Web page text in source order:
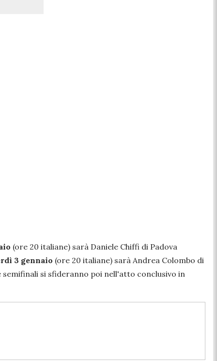
(ore 20 italiane) sarà Daniele Chiffi di Padova
3 gennaio (ore 20 italiane) sarà Andrea Colombo di
si sfideranno poi nell'atto conclusivo in